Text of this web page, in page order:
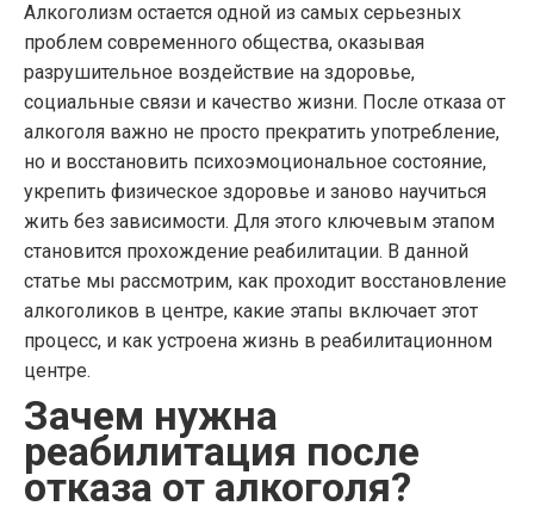
Алкоголизм остается одной из самых серьезных
проблем современного общества, оказывая
разрушительное воздействие на здоровье,
социальные связи и качество жизни. После отказа от
алкоголя важно не просто прекратить употребление,
но и восстановить психоэмоциональное состояние,
укрепить физическое здоровье и заново научиться
жить без зависимости. Для этого ключевым этапом
становится прохождение реабилитации. В данной
статье мы рассмотрим, как проходит восстановление
алкоголиков в центре, какие этапы включает этот
процесс, и как устроена жизнь в реабилитационном
центре.
Зачем нужна
реабилитация после
отказа от алкоголя?